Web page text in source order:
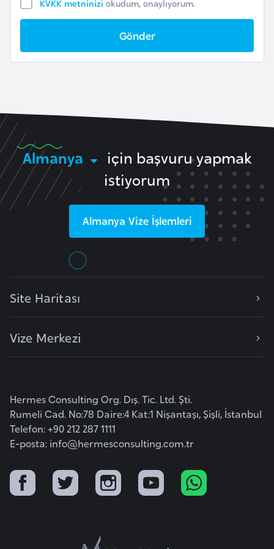
KVKK metninizi okudum, onaylıyorum.
Gönder
Almanya
için başvuru yapmak
istiyorum
Almanya Vize İşlemleri
Site Haritası
Vize Merkezi
Hermes Consulting Org. Dış. Tic. Ltd. Şti.
Rumeli Cad. No:78 Daire:4 Kat:1 Nişantaşı, Şişli, İstanbul
Telefon: +90 212 287 1111
E-posta: info@hermesconsulting.com.tr
r
e
C
e
z
y
b
i
n
D
n
i